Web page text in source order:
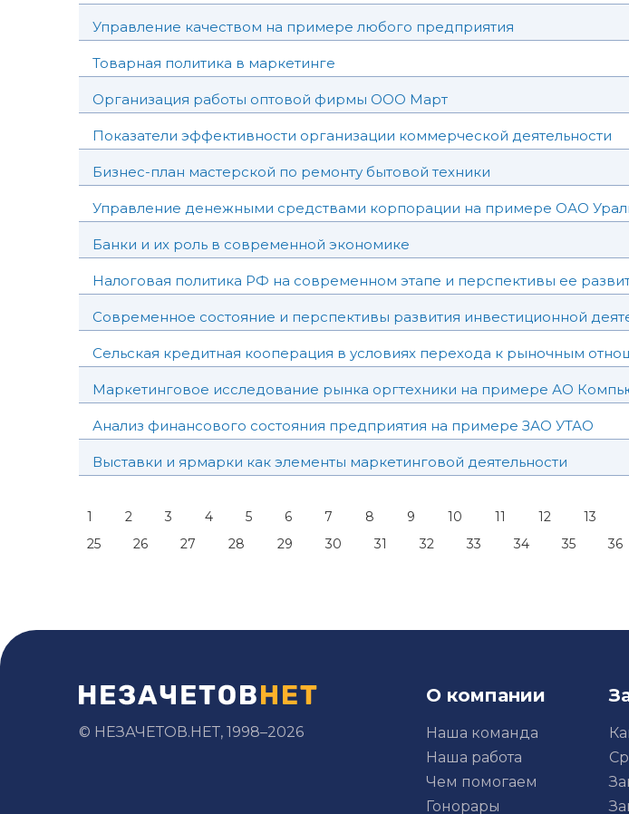
Управление качеством на примере любого предприятия
Товарная политика в маркетинге
Организация работы оптовой фирмы ООО Март
Показатели эффективности организации коммерческой деятельности
Бизнес-план мастерской по ремонту бытовой техники
Управление денежными средствами корпорации на примере ОАО
Банки и их роль в современной экономике
Налоговая политика РФ на современном этапе и перспективы ее
Современное состояние и перспективы развития инвестиционной
Сельская кредитная кооперация в условиях перехода к рыночным
Маркетинговое исследование рынка оргтехники на примере АО
Анализ финансового состояния предприятия на примере ЗАО УТАО
Выставки и ярмарки как элементы маркетинговой деятельности
1 2 3 4 5 6 7 8 9 10 11 12 13
25
26 27 28 29 30 31 32 33 34 35 36
© НЕЗАЧЕТОВ.НЕТ, 1998–2026
О компании
Наша команда
Наша работа
Чем помогаем
Гонорары